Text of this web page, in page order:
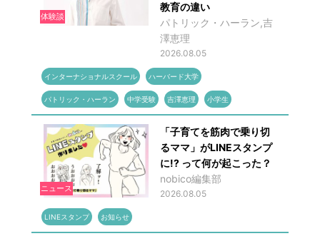
体験談
教育の違い
パトリック・ハーラン,吉
澤恵理
2026.08.05
インターナショナルスクール ハーバード大学
パトリック・ハーラン 中学受験 吉澤恵理 小学生
ニュース
「子育てを筋肉で乗り切
るママ」がLINEスタンプ
に!? って何が起こった？
nobico編集部
2026.08.05
LINEスタンプ お知らせ